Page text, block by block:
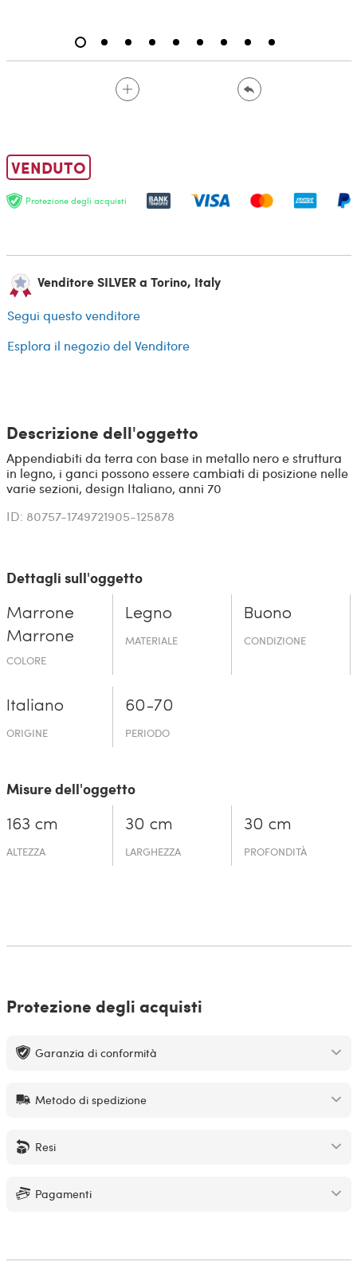
VENDUTO
Protezione degli acquisti
Venditore SILVER a Torino, Italy
Segui questo venditore
Esplora il negozio del Venditore
Descrizione dell'oggetto
Appendiabiti da terra con base in metallo nero e struttura
in legno, i ganci possono essere cambiati di posizione nelle
varie sezioni, design Italiano, anni 70
ID: 80757-1749721905-125878
Dettagli sull'oggetto
Marrone
Marrone
COLORE
Legno
MATERIALE
Buono
CONDIZIONE
Italiano
ORIGINE
60-70
PERIODO
Misure dell'oggetto
163 cm
ALTEZZA
30 cm
LARGHEZZA
30 cm
PROFONDITÀ
Protezione degli acquisti
Garanzia di conformità
Metodo di spedizione
Resi
Pagamenti